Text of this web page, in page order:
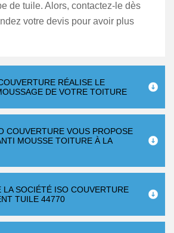
de tuile. Alors, contactez-le dès
votre devis pour avoir plus
RÉALISE LE
DE VOTRE TOITURE
COUVERTURE VOUS PROPOSE
MOUSSE TOITURE À LA
LA SOCIÉTÉ ISO COUVERTURE
TUILE 44770